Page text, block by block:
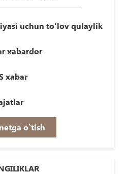
uchun to'lov qulaylik
xabardor
xabar
o`tish